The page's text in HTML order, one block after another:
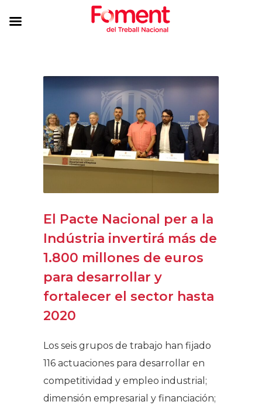
El Pacte Nacional per a la
Indústria invertirá más de
1.800 millones de euros
para desarrollar y
fortalecer el sector hasta
2020
Los seis grupos de trabajo han fijado
116 actuaciones para desarrollar en
competitividad y empleo industrial;
dimensión empresarial y financiación;